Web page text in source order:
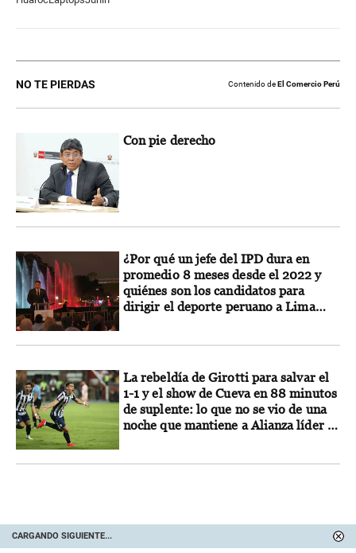
NO TE PIERDAS Contenido deEl Comercio Perú
Con pie derecho
¿Por qué un jefe del IPD dura en
promedio 8 meses desde el 2022 y
quiénes son los candidatos para
dirigir el deporte peruano a Lima
La rebeldía de Girotti para salvar el
1-1 y el show de Cueva en 88 minutos
de suplente: lo que no se vio de una
noche que mantiene a Alianza líder e
CARGANDO SIGUIENTE...